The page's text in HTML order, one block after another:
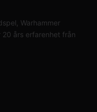
Warhammer
års erfarenhet från